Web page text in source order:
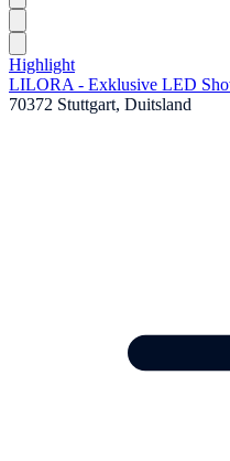
Highlight
LILORA - Exklusive LED
70372 Stuttgart, Duitsland